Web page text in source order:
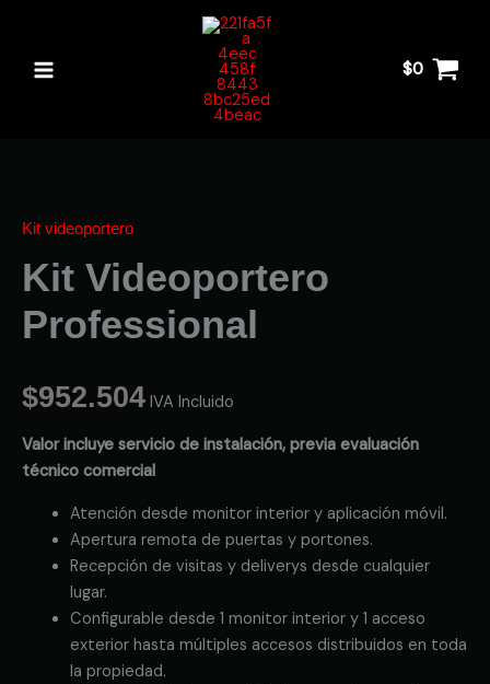
contenido
$0
Kit videoportero
Kit Videoportero
Professional
$952.504 IVA Incluido
Valor incluye servicio de instalación, previa evaluación
técnico comercial
Atención desde monitor interior y aplicación móvil.
Apertura remota de puertas y portones.
Recepción de visitas y deliverys desde cualquier
lugar.
Configurable desde 1 monitor interior y 1 acceso
exterior hasta múltiples accesos distribuidos en toda
la propiedad.
Professional